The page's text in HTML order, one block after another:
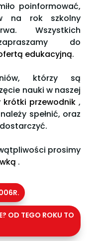
poinformować,
na rok szkolny
Wszystkich
do
edukacyjną.
którzy są
nauki w naszej
krótki przewodnik ,
spełnić, oraz
prosimy
.
OD TEGO ROKU TO